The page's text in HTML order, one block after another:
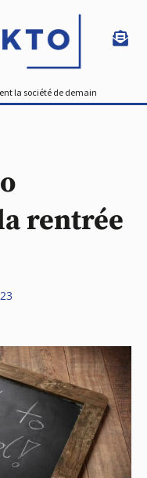
la société de demain
rentrée